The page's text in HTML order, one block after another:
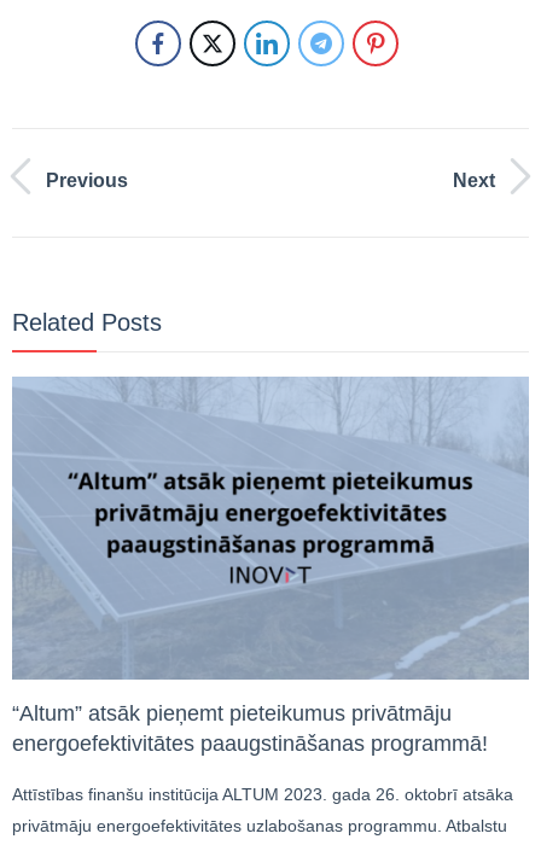
Previous Next
Related Posts
“Altum” atsāk pieņemt pieteikumus privātmāju
energoefektivitātes paaugstināšanas programmā!
Attīstības finanšu institūcija ALTUM 2023. gada 26. oktobrī atsāka
privātmāju energoefektivitātes uzlabošanas programmu. Atbalstu